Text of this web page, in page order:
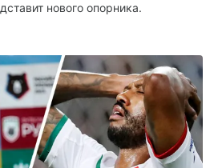
нового опорника.